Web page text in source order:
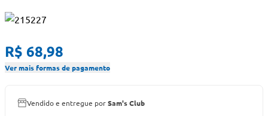
R$ 68,98
Ver mais formas de pagamento
Vendido e entregue porSam's Club